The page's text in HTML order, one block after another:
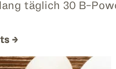
täglich 30 B-
→